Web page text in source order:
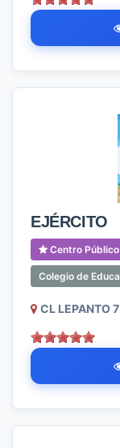
EJÉRCITO
Centro Público
Colegio de
CL LEPANTO 7